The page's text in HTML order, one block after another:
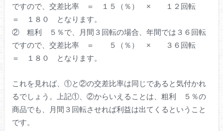
ですので、交差比率 ＝ １５（％） × １２回転
＝ １８０ となります。
② 粗利 ５％で、月間３回転の場合、年間では３６回転
ですので、交差比率 ＝ ５（％） × ３６回転
＝ １８０ となります。
これを見れば、①と②の交差比率は同じであると気付かれ
るでしょう。上記①、②からいえることは、粗利 ５％の
商品でも、月間３回転させれば利益は出てくるということ
です。